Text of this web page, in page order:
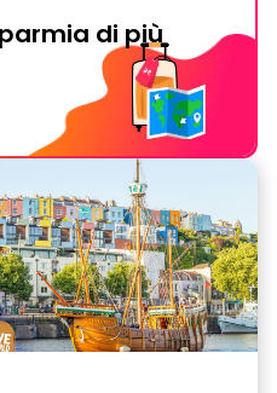
di più